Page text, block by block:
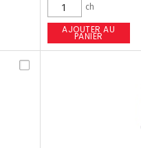
ch
AJOUTER AU
PANIER